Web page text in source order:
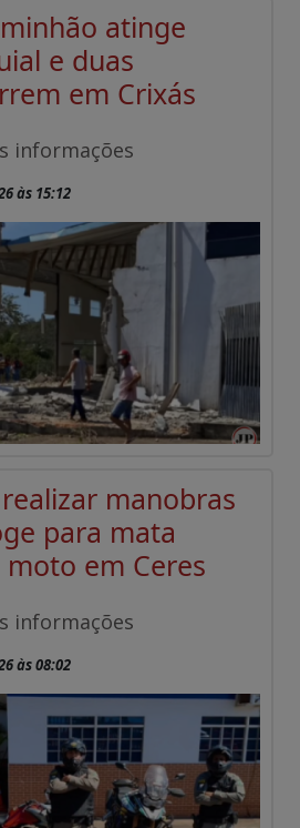
atinge
e duas
em Crixás
informações
às 15:12
manobras
para mata
em Ceres
informações
às 08:02